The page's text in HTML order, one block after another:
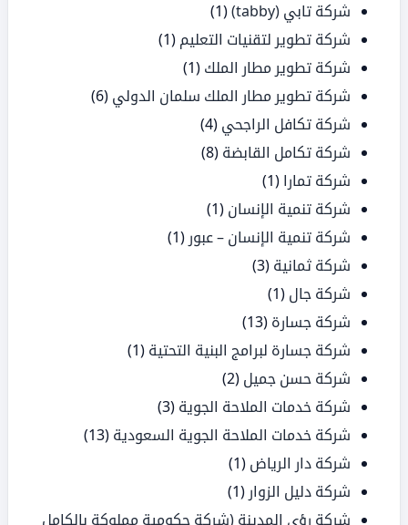
شركة تابي (tabby)
(1)
شركة تطوير لتقنيات التعليم (1)
شركة تطوير مطار الملك (1)
شركة تطوير مطار الملك سلمان الدولي (6)
شركة تكافل الراجحي (4)
شركة تكامل القابضة (8)
شركة تمارا (1)
شركة تنمية الإنسان (1)
شركة تنمية الإنسان – عبور (1)
شركة ثمانية (3)
شركة جال (1)
شركة جسارة (13)
شركة جسارة لبرامج البنية التحتية (1)
شركة حسن جميل (2)
شركة خدمات الملاحة الجوية (3)
شركة خدمات الملاحة الجوية السعودية (13)
شركة دار الرياض (1)
شركة دليل الزوار (1)
شركة رؤى المدينة (شركة حكومية مملوكة بالكامل